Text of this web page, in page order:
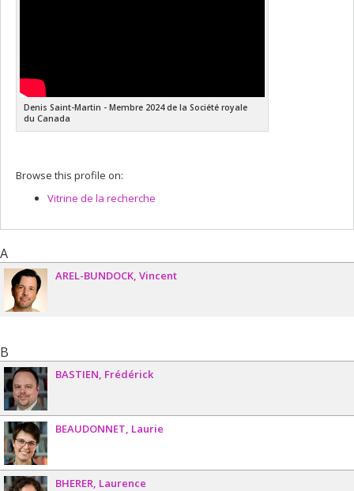
Denis Saint-Martin - Membre 2024 de la Société royale
du Canada
Browse this profile on:
Vitrine de la recherche
A
AREL-BUNDOCK Vincent
B
BASTIEN Frédérick
BEAUDONNET Laurie
BHERER Laurence